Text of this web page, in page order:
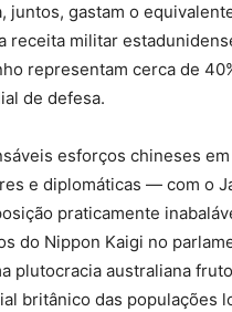
juntos, gastam o
receita militar
representam cerca de
de defesa.
esforços chineses
e diplomáticas — com o
praticamente
do Nippon Kaigi no
plutocracia australiana
britânico das populações